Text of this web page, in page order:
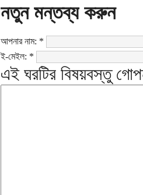
নতুন মন্তব্য করুন
আপনার নাম: *
ই-মেইল: *
এই ঘরটির বিষয়বস্তু